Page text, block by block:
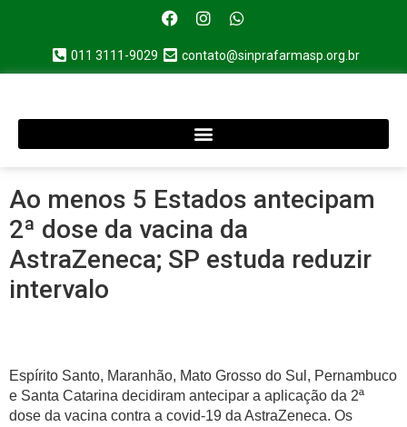
011 3111-9029 contato@sinprafarmasp.org.br
Ao menos 5 Estados antecipam
2ª dose da vacina da
AstraZeneca; SP estuda reduzir
intervalo
Espírito Santo, Maranhão, Mato Grosso do Sul, Pernambuco
e Santa Catarina decidiram antecipar a aplicação da 2ª
dose da vacina contra a covid-19 da AstraZeneca. Os